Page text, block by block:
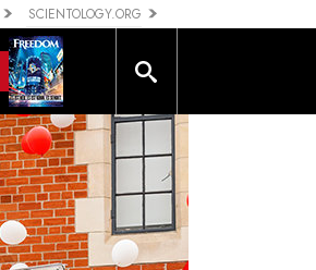
SCIENTOLOGY.ORG